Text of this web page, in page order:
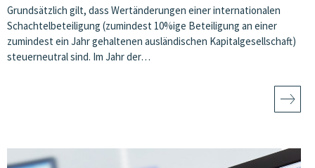
Grundsätzlich gilt, dass Wertänderungen einer internationalen
Schachtelbeteiligung (zumindest 10%ige Beteiligung an einer
zumindest ein Jahr gehaltenen ausländischen Kapitalgesellschaft)
steuerneutral sind. Im Jahr der…